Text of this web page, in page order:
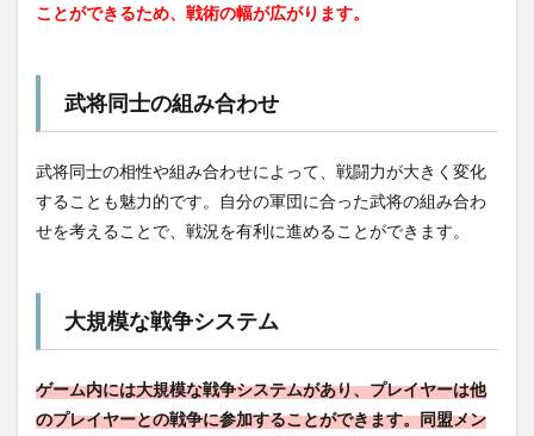
ことができるため、戦術の幅が広がります。
武将同士の組み合わせ
武将同士の相性や組み合わせによって、戦闘力が大きく変化
することも魅力的です。自分の軍団に合った武将の組み合わ
せを考えることで、戦況を有利に進めることができます。
大規模な戦争システム
ゲーム内には大規模な戦争システムがあり、プレイヤーは他
のプレイヤーとの戦争に参加することができます。同盟メン